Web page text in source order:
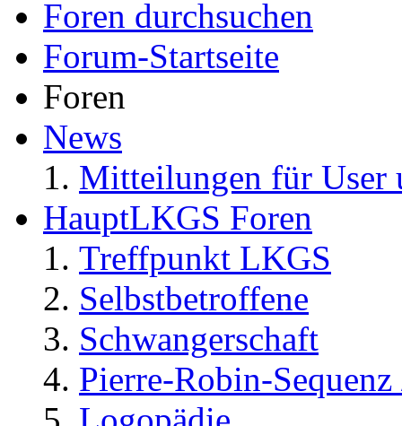
Foren durchsuchen
Forum-Startseite
Foren
News
Mitteilungen für User
HauptLKGS Foren
Treffpunkt LKGS
Selbstbetroffene
Schwangerschaft
Pierre-Robin-